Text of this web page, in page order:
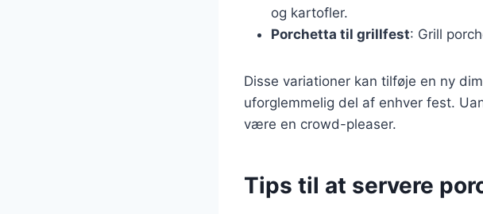
og kartofler.
Porchetta til grillfest: Grill
Disse variationer kan tilføje en ny
uforglemmelig del af enhver fest.
være en crowd-pleaser.
Tips til at servere